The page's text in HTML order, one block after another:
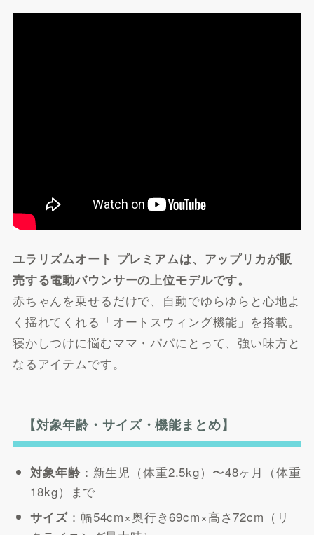
ユラリズムオート プレミアムは、アップリカが販
売する電動バウンサーの上位モデルです。
赤ちゃんを乗せるだけで、自動でゆらゆらと心地よ
く揺れてくれる「オートスウィング機能」を搭載。
寝かしつけに悩むママ・パパにとって、強い味方と
なるアイテムです。
【対象年齢・サイズ・機能まとめ】
対象年齢 ：新生児（体重2.5kg）〜48ヶ月（体重
18kg）まで
サイズ：幅54cm×奥行き69cm×高さ72cm（リ